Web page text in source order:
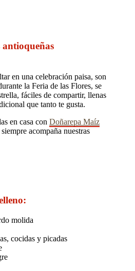
antioqueñas
en una celebración paisa, son
la Feria de las Flores, se
fáciles de compartir, llenas
que tanto te gusta.
en casa conDoñarepa Maíz
acompaña nuestras
molida
cocidas y picadas